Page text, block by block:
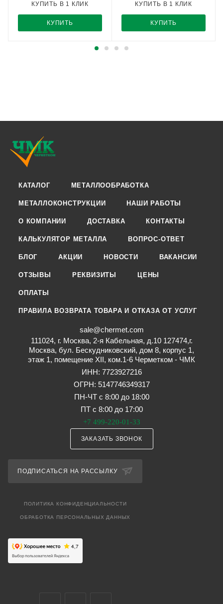
КУПИТЬ
КУПИТЬ В 1 КЛИК
КУПИТЬ
КУПИТЬ В 1 КЛИК
КАТАЛОГ МЕТАЛЛООБРАБОТКА
МЕТАЛЛОКОНСТРУКЦИИ НАШИ РАБОТЫ
О КОМПАНИИ ДОСТАВКА КОНТАКТЫ
КАЛЬКУЛЯТОР МЕТАЛЛА ВОПРОС-ОТВЕТ
БЛОГ АКЦИИ НОВОСТИ ВАКАНСИИ
ОТЗЫВЫ РЕКВИЗИТЫ ЦЕНЫ
ОПЛАТЫ
ПРАВИЛА ВОЗВРАТА ТОВАРА И ОТКАЗА ОТ УСЛУГ
sale@chermet.com
111024, г. Москва, 2-я Кабельная, д.10 127474,г.
Москва, бул. Бескудниковский, дом 8, корпус 1,
этаж 1, помещение XII, ком.1-6 Черметком - ЧМК
ИНН: 7723927216
ОГРН: 5147746349317
ПН-ЧТ с 8:00 до 18:00
ПТ с 8:00 до 17:00
+7 499-220-01-33
ЗАКАЗАТЬ ЗВОНОК
ПОДПИСАТЬСЯ НА РАССЫЛКУ
ПОЛИТИКА КОНФИДЕНЦИАЛЬНОСТИ
ОБРАБОТКА ПЕРСОНАЛЬНЫХ ДАННЫХ